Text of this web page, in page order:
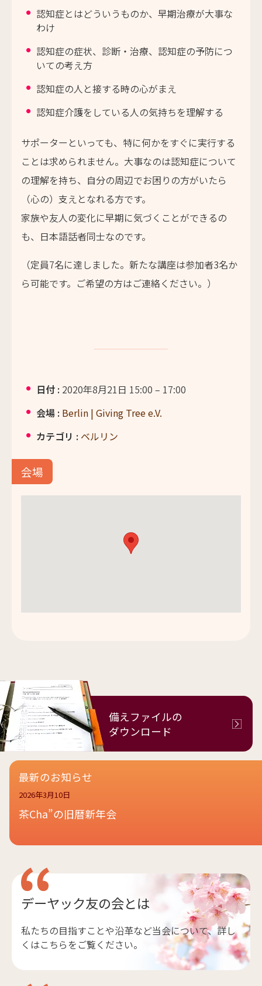
認知症とはどういうものか、早期治療が大事な
わけ
認知症の症状、診断・治療、認知症の予防につ
いての考え方
認知症の人と接する時の心がまえ
認知症介護をしている人の気持ちを理解する
サポーターといっても、特に何かをすぐに実行する
ことは求められません。大事なのは認知症について
の理解を持ち、自分の周辺でお困りの方がいたら
（心の）支えとなれる方です。
家族や友人の変化に早期に気づくことができるの
も、日本語話者同士なのです。
（定員7名に達しました。新たな講座は参加者3名か
ら可能です。ご希望の方はご連絡ください。）
日付 : 2020年8月21日 15:00 – 17:00
会場 : Berlin | Giving Tree e.V.
カテゴリ : ベルリン
会場
備えファイルの
ダウンロード
最新のお知らせ
2026年3月10日
茶Cha”の旧暦新年会
デーヤック友の会とは
私たちの目指すことや沿革など当会について、詳し
くはこちらをご覧ください。